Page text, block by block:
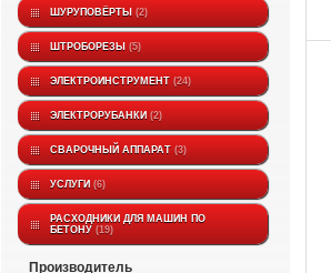
ШУРУПОВЁРТЫ 2
ШТРОБОРЕЗЫ 5
ЭЛЕКТРОИНСТРУМЕНТ 24
ЭЛЕКТРОРУБАНКИ 2
СВАРОЧНЫЙ АППАРАТ 3
УСЛУГИ 6
РАСХОДНИКИ ДЛЯ МАШИН ПО
БЕТОНУ 19
производитель